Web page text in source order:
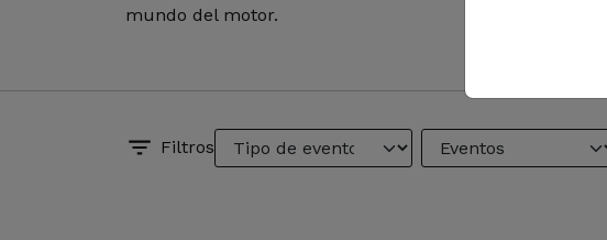
mundo del motor.
Filtros